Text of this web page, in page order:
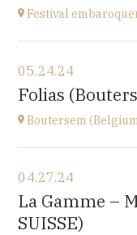
Festival
Le Nord (59)
at17H00
05.24.24
Folias
Boutersem
Sint-Annakerk
Roosbeek
at20H00
04.27.24
La Gamme –
SUISSE)